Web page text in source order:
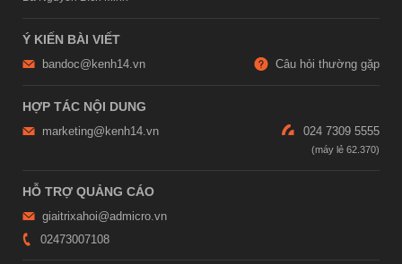
Ý KIẾN BÀI VIẾT
bandoc@kenh14.vn Câu hỏi thường gặp
HỢP TÁC NỘI DUNG
marketing@kenh14.vn 024 7309 5555
HỖ TRỢ QUẢNG CÁO
giaitrixahoi@admicro.vn
02473007108